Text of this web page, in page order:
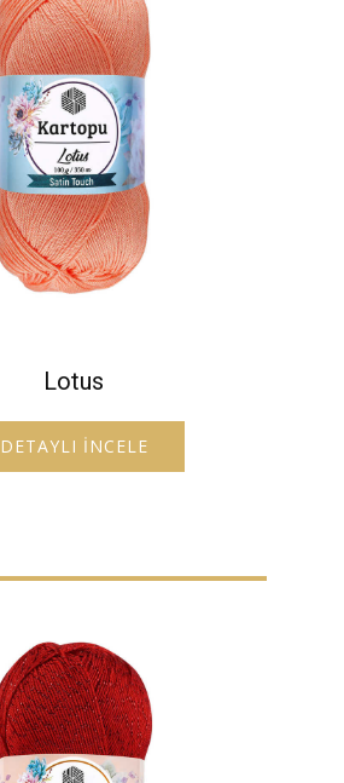
Lotus
DETAYLI İNCELE